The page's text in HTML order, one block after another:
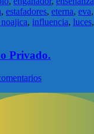
, estafadores, eterna, eva,
, influencia, luces,
Privado.